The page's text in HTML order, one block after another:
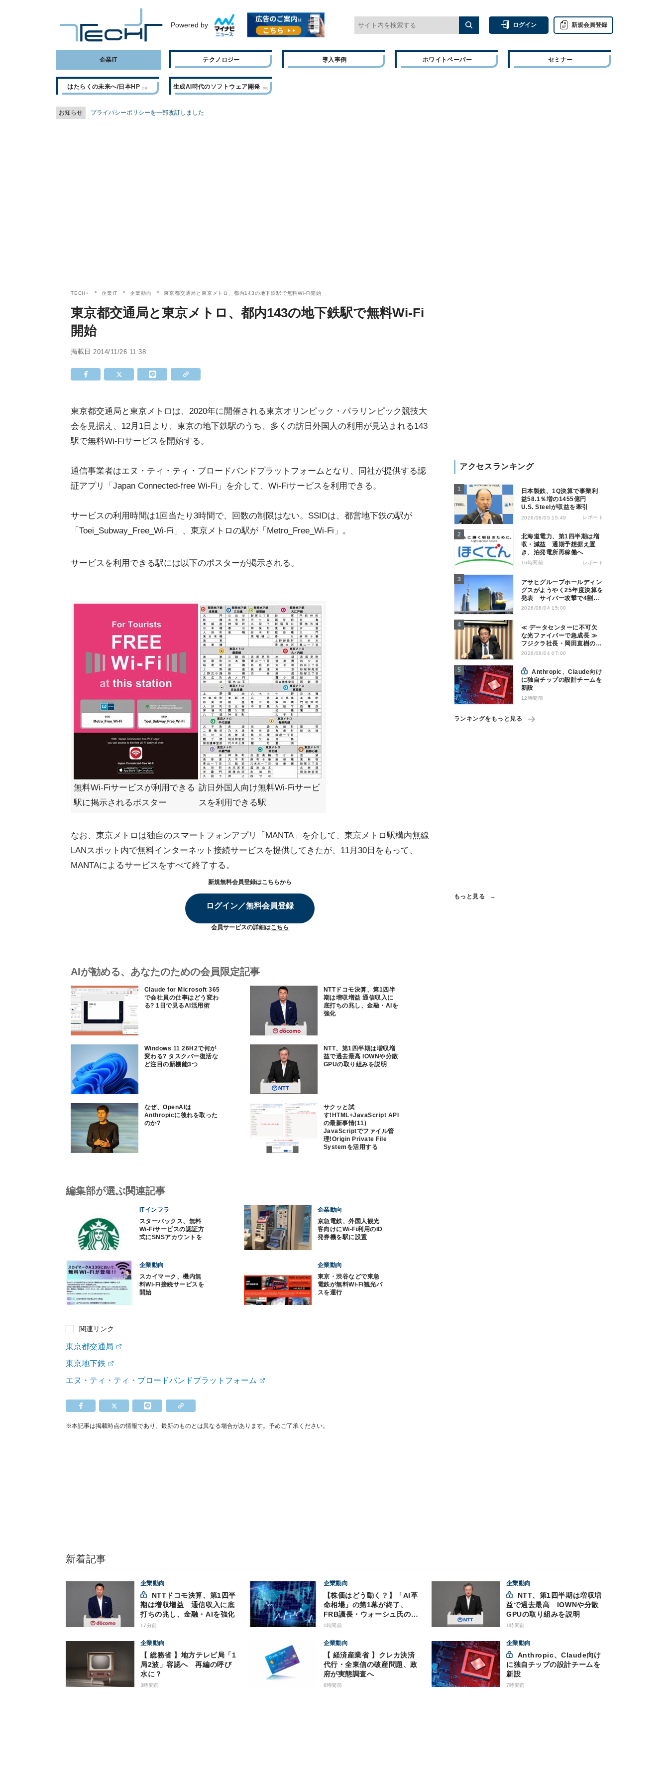
Powered by ログイン 新規会員登録
企業IT テクノロジー 導入事例 ホワイトペーパー セミナー
はたらくの未来へ/日本HP 生成AI時代のソフトウェア開発
お知らせ プライバシーポリシーを一部改訂しました
TECH+ 企業IT 企業動向 東京都交通局と東京メトロ、都内143の地下鉄駅で無料Wi-Fi開始
東京都交通局と東京メトロ、都内143の地下鉄駅で無料Wi-Fi
開始
掲載日 2014/11/26 11:38
東京都交通局と東京メトロは、2020年に開催される東京オリンピック・パラリンピック競技大
会を見据え、12月1日より、東京の地下鉄駅のうち、多くの訪日外国人の利用が見込まれる143
駅で無料Wi-Fiサービスを開始する。
通信事業者はエヌ・ティ・ティ・ブロードバンドプラットフォームとなり、同社が提供する認
証アプリ「Japan Connected-free Wi-Fi」を介して、Wi-Fiサービスを利用できる。
サービスの利用時間は1回当たり3時間で、回数の制限はない。SSIDは、都営地下鉄の駅が
「Toei_Subway_Free_Wi-Fi」、東京メトロの駅が「Metro_Free_Wi-Fi」。
サービスを利用できる駅には以下のポスターが掲示される。
無料Wi-Fiサービスが利用できる
駅に掲示されるポスター
訪日外国人向け無料Wi-Fiサービ
スを利用できる駅
なお、東京メトロは独自のスマートフォンアプリ「MANTA」を介して、東京メトロ駅構内無線
LANスポット内で無料インターネット接続サービスを提供してきたが、11月30日をもって、
MANTAによるサービスをすべて終了する。
新規無料会員登録はこちらから
ログイン／無料会員登録
会員サービスの詳細はこちら
AIが勧める、あなたのための会員限定記事
Claude for Microsoft 365
で会社員の仕事はどう変わ
る? 1日で見るAI活用術
NTTドコモ決算、第1四半
期は増収増益 通信収入に
底打ちの兆し、金融・AIを
強化
Windows 11 26H2で何が
変わる? タスクバー復活な
ど注目の新機能3つ
NTT、第1四半期は増収増
益で過去最高 IOWNや分散
GPUの取り組みを説明
なぜ、OpenAIは
Anthropicに後れを取った
のか?
サクッと試
す!HTML+JavaScript API
の最新事情(11)
JavaScriptでファイル管
理!Origin Private File
Systemを活用する
アクセスランキング
日本製鉄、1Q決算で事業利
益58.1％増の1455億円
U.S. Steelが収益を牽引
2026/08/05 15:49 レポート
北海道電力、第1四半期は増
収・減益 通期予想据え置
き、泊発電所再稼働へ
16時間前 レポート
アサヒグループホールディン
グスがようやく25年度決算を
発表 サイバー攻撃で4割減
益
2026/08/04 15:00
≪ データセンターに不可欠
な光ファイバーで急成長 ≫
フジクラ社長・岡田直樹の技
術論「見えない技術優位性、
を！」
2026/08/04 07:00
Anthropic、Claude向け
に独自チップの設計チームを
新設
12時間前
ランキングをもっと見る
もっと見る
編集部が選ぶ関連記事
ITインフラ
スターバックス、無料
Wi-Fiサービスの認証方
式にSNSアカウントを
企業動向
京急電鉄、外国人観光
客向けにWi-Fi利用のID
発券機を駅に設置
企業動向
スカイマーク、機内無
料Wi-Fi接続サービスを
開始
企業動向
東京・渋谷などで東急
電鉄が無料Wi-Fi観光バ
スを運行
関連リンク
東京都交通局
東京地下鉄
エヌ・ティ・ティ・ブロードバンドプラットフォーム
※本記事は掲載時点の情報であり、最新のものとは異なる場合があります。予めご了承ください。
新着記事
企業動向
期は増収増益 通信収入に底
打ちの兆し、金融・AIを強化
17分前
企業動向
【株価はどう動く？】「AI革
命相場」の第1幕が終了、
FRB議長・ウォーシュ氏の動
向にも注意
1時間前
企業動向
益で過去最高 IOWNや分散
GPUの取り組みを説明
1時間前
企業動向
【 総務省 】地方テレビ局「1
局2波」容認へ 再編の呼び
水に？
3時間前
企業動向
【 経済産業省 】クレカ決済
代行・全東信の破産問題、政
府が実態調査へ
6時間前
企業動向
に独自チップの設計チームを
新設
7時間前